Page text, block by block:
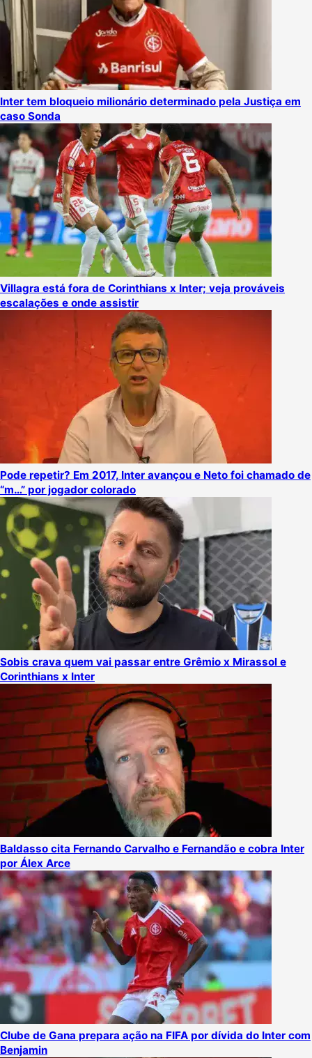
Inter tem bloqueio milionário determinado pela Justiça em
caso Sonda
Villagra está fora de Corinthians x Inter; veja prováveis
escalações e onde assistir
Pode repetir? Em 2017, Inter avançou e Neto foi chamado de
“m…” por jogador colorado
Sobis crava quem vai passar entre Grêmio x Mirassol e
Corinthians x Inter
Baldasso cita Fernando Carvalho e Fernandão e cobra Inter
por Álex Arce
Clube de Gana prepara ação na FIFA por dívida do Inter com
Benjamin